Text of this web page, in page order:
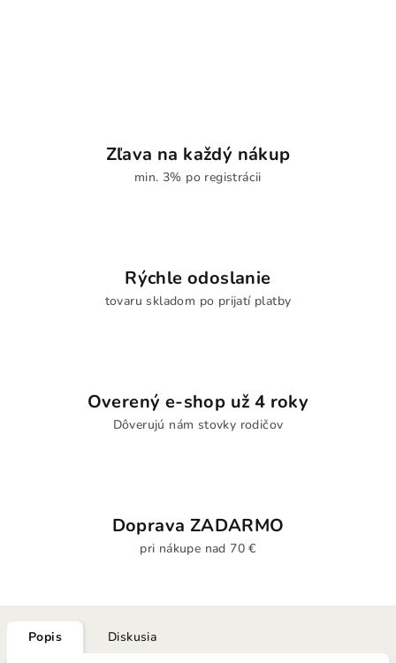
Zľava na každý nákup
min. 3% po registrácii
Rýchle odoslanie
tovaru skladom po prijatí platby
Overený e-shop už 4 roky
Dôverujú nám stovky rodičov
Doprava ZADARMO
pri nákupe nad 70 €
Popis Diskusia